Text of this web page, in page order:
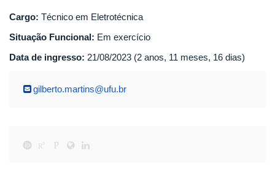
Cargo: Técnico em Eletrotécnica
Situação Funcional: Em exercício
Data de ingresso: 21/08/2023 (2 anos, 11 meses, 16 dias)
gilberto.martins@ufu.br